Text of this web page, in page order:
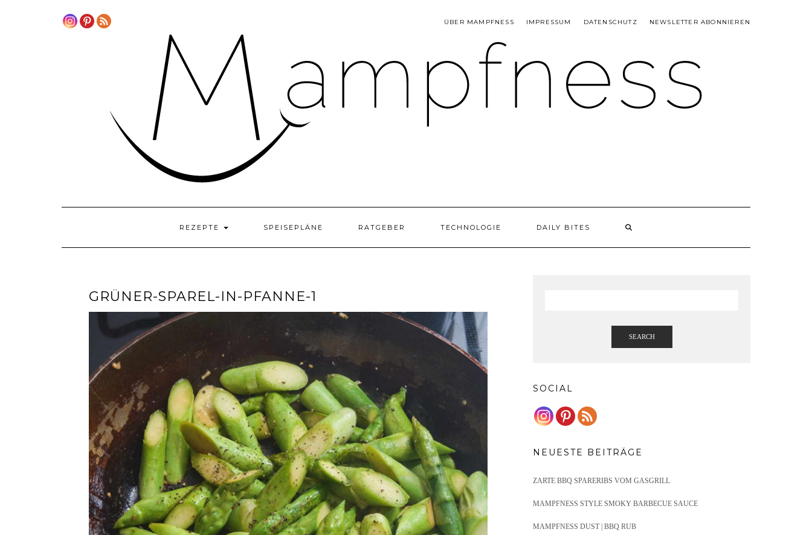
ÜBER MAMPFNESS IMPRESSUM DATENSCHUTZ NEWSLETTER ABONNIEREN
REZEPTE SPEISEPLÄNE RATGEBER TECHNOLOGIE DAILY BITES
GRÜNER-SPAREL-IN-PFANNE-1
SEARCH
SOCIAL
NEUESTE BEITRÄGE
ZARTE BBQ SPARERIBS VOM GASGRILL
MAMPFNESS STYLE SMOKY BARBECUE SAUCE
MAMPFNESS DUST | BBQ RUB